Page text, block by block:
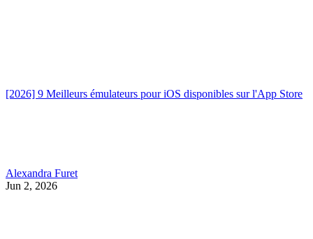
[2026] 9 Meilleurs émulateurs pour iOS disponibles sur l'App Store
Alexandra Furet
Jun 2, 2026